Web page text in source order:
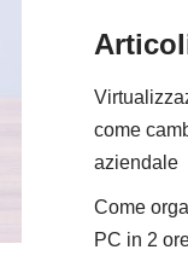
come
aziendale
Come
PC in 2